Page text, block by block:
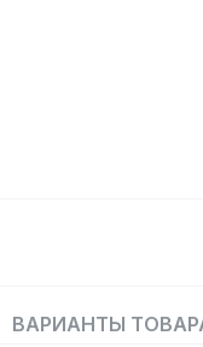
ВАРИАНТЫ